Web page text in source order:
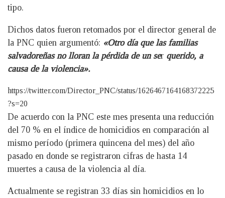
tipo.
Dichos datos fueron retomados por el director general de
la PNC quien argumentó: «Otro día que las familias
salvadoreñas no lloran la pérdida de un ser querido, a
causa de la violencia».
https://twitter.com/Director_PNC/status/1626467164168372225
?s=20
De acuerdo con la PNC este mes presenta una reducción
del 70 % en el índice de homicidios en comparación al
mismo período (primera quincena del mes) del año
pasado en donde se registraron cifras de hasta 14
muertes a causa de la violencia al día.
Actualmente se registran 33 días sin homicidios en lo